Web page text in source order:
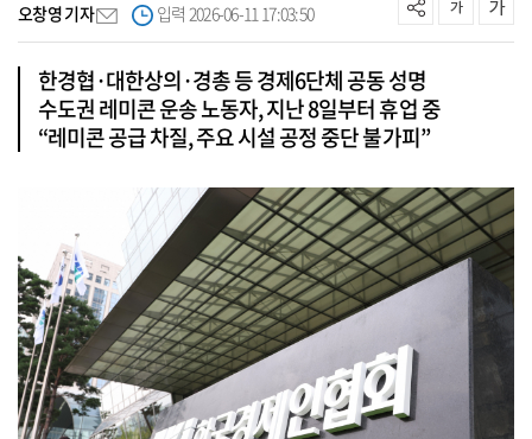
오창영 기자 입력 2026-06-11 17:03:50
한경협·대한상의·경총 등 경제6단체 공동 성명
수도권 레미콘 운송 노동자, 지난 8일부터 휴업 중
“레미콘 공급 차질, 주요 시설 공정 중단 불가피”